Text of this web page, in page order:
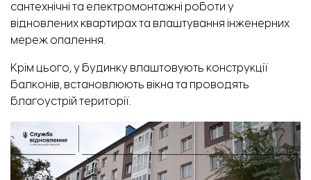
сантехнічні та електромонтажні роботи у
відновлених квартирах та влаштування інженерних
мереж опалення.
Крім цього, у будинку влаштовують конструкції
балконів, встановлюють вікна та проводять
благоустрій території.